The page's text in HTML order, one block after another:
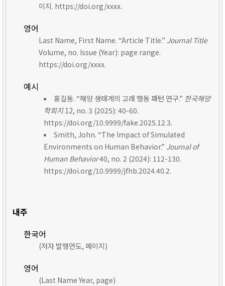
이지. https://doi.org/xxxx.
영어
Last Name, First Name. “Article Title.” Journal Title
Volume, no. Issue (Year): page range.
https://doi.org/xxxx.
예시
홍길동. “해양 생태계의 고래 행동 패턴 연구.” 한국해양
학회지12, no. 3 (2025): 40-60.
https://doi.org/10.9999/fake.2025.12.3.
Smith, John. “The Impact of Simulated
Environments on Human Behavior.” Journal of
Human Behavior40, no. 2 (2024): 112-130.
https://doi.org/10.9999/jfhb.2024.40.2.
내주
한국어
(저자 발행연도, 페이지)
영어
(Last Name Year, page)